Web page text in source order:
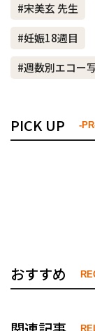
#宋美玄 先生
#妊娠18週目
#週数別エコー
PICK UP -
おすすめ